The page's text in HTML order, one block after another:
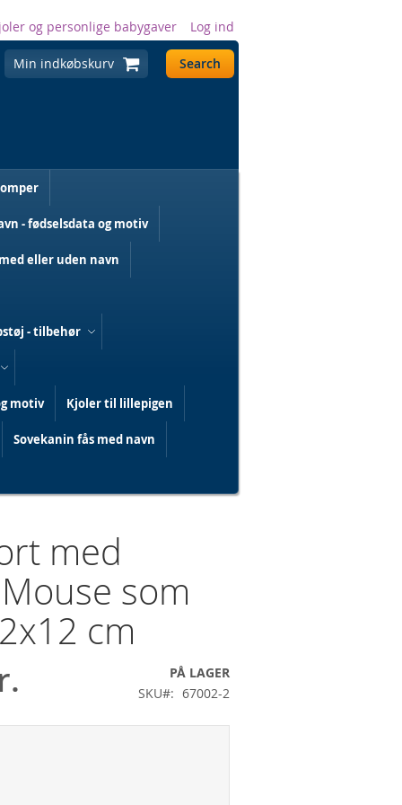
og personlige babygaver Log ind
Min indkøbskurv Search
- fødselsdata og motiv
eller uden navn
- tilbehør
motiv Kjoler til lillepigen
Sovekanin fås med navn
med
som
cm
PÅ LAGER
SKU
67002-2